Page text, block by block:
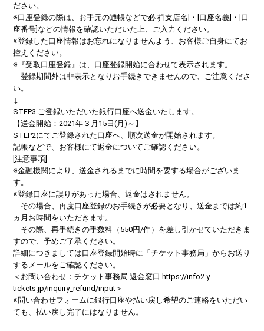
ださい。
※口座登録の際は、お手元の通帳などで必ず[支店名]・[口座名義]・[口
座番号]などの情報を確認いただいた上、ご入力ください。
※登録した口座情報はお忘れになりませんよう、お客様ご自身にてお
控えください。
※『受取口座登録』は、口座登録開始に合わせて表示されます。
登録期間外は非表示となりお手続きできませんので、ご注意くださ
い。
↓
STEP3.ご登録いただいた銀行口座へ送金いたします。
【送金開始：2021年３月15日(月)～】
STEP2にてご登録された口座へ、順次送金が開始されます。
記帳などで、お客様にて返金についてご確認ください。
[注意事項]
※金融機関により、送金されるまでに時間を要する場合がございま
す。
※登録口座に誤りがあった場合、返金はされません。
その場合、再度口座登録のお手続きが必要となり、送金までは約1
ヵ月お時間をいただきます。
その際、再手続きの手数料（550円/件）を差し引かせていただきま
すので、予めご了承ください。
詳細につきましては口座登録開始時に「チケット事務局」からお送り
するメールをご確認ください。
＜お問い合わせ：チケット事務局 返金窓口 https://info2.y-
tickets.jp/inquiry_refund/input＞
※問い合わせフォームに銀行口座や払い戻し希望のご連絡をいただい
ても、払い戻し完了にはなりません。